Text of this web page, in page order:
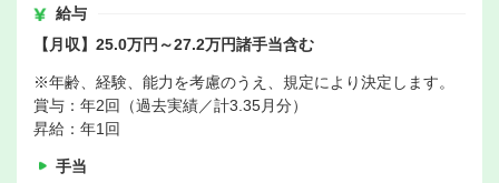
給与
【月収】25.0万円～27.2万円諸手当含む
※年齢、経験、能力を考慮のうえ、規定により決定します。
賞与：年2回（過去実績／計3.35月分）
昇給：年1回
手当